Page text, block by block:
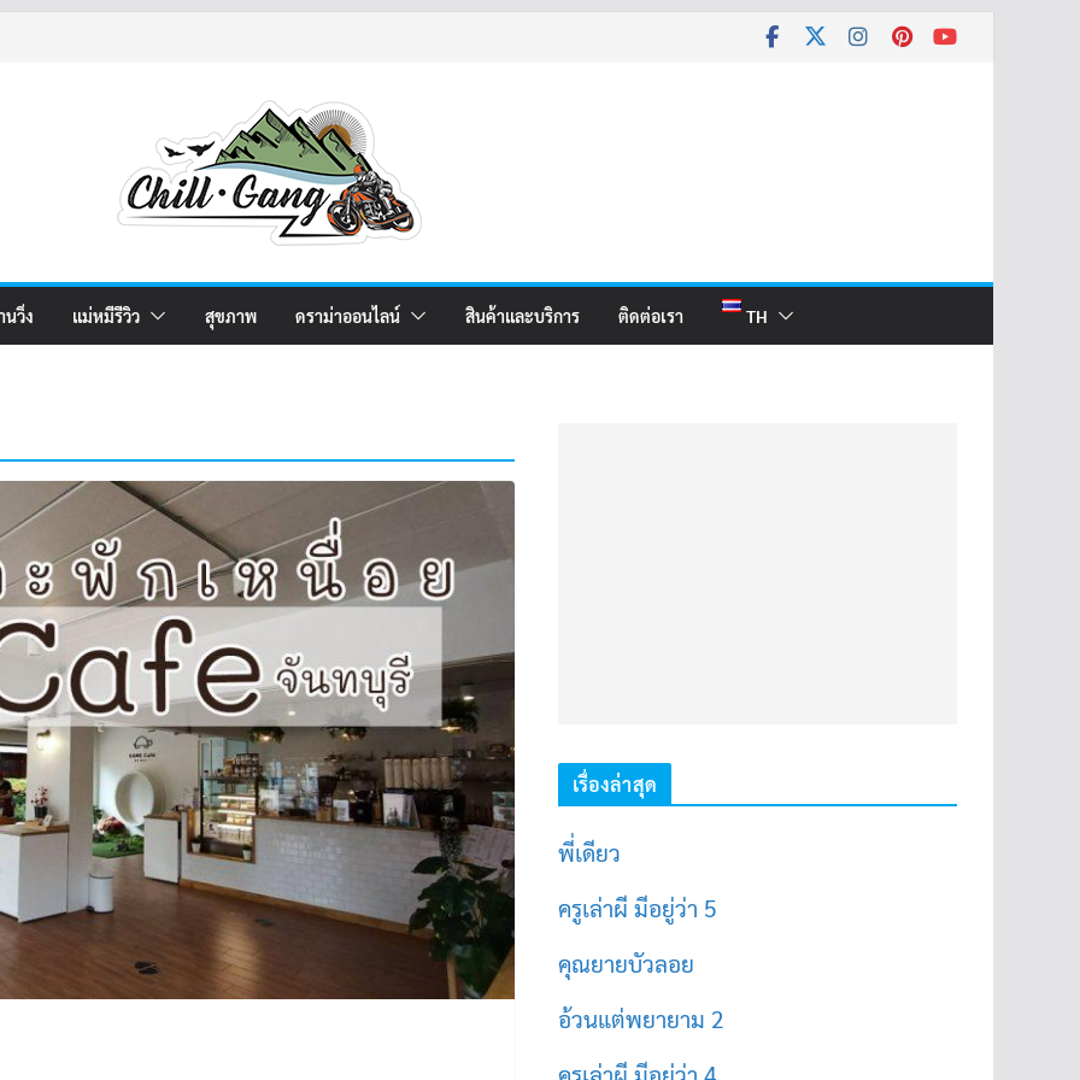
นวิ่ง แม่หมีรีวิว สุขภาพ ดราม่าออนไลน์ สินค้าและบริการ ติดต่อเรา TH
เรื่องล่าสุด
พี่เดียว
ครูเล่าผี มีอยู่ว่า 5
คุณยายบัวลอย
อ้วนแต่พยายาม 2
ครูเล่าผี มีอยู่ว่า 4